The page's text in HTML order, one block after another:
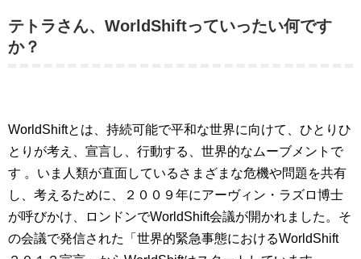
テトラさん、WorldShiftっていったい何です
か？
WorldShiftとは、持続可能で平和な世界に向けて、ひとりひ
とりが考え、宣言し、行動する、世界的なムーブメントで
す 。いま人類が直面しているさまざまな危機や問題を共有
し、考えるために、２００９年にアーヴィン・ラズロ博士
が呼びかけ、ロンドンでWorldShift会議が開かれました。そ
の会議で発信された「世界的緊急事態におけるWorldShift